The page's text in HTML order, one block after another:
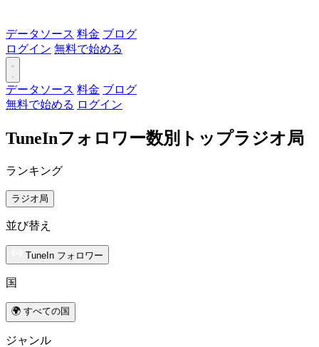
データソース 料金 ブログ
ログイン 無料で始める
データソース 料金 ブログ
無料で始める ログイン
TuneInフォロワー数別トップラジオ局
ランキング
ラジオ局
並び替え
TuneIn フォロワー
国
🌍 すべての国
ジャンル